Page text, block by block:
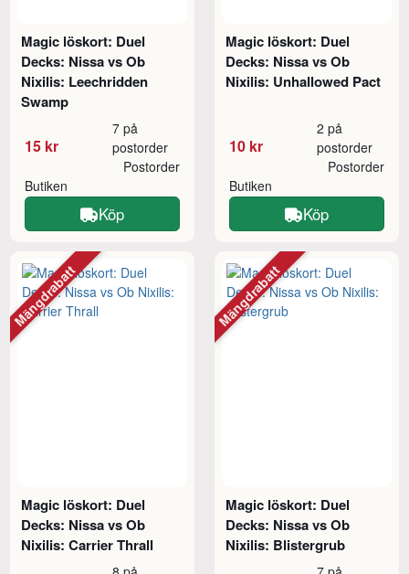
Magic löskort: Duel
Decks: Nissa vs Ob
Nixilis: Leechridden
Swamp
15 kr
7 på
postorder
Butiken
Postorder
Köp
Magic löskort: Duel
Decks: Nissa vs Ob
Nixilis: Unhallowed Pact
10 kr
2 på
postorder
Butiken
Postorder
Köp
Magic löskort: Duel
Decks: Nissa vs Ob
Nixilis: Carrier Thrall
Mängdrabatt
Magic löskort: Duel
Decks: Nissa vs Ob
Nixilis: Blistergrub
Mängdrabatt